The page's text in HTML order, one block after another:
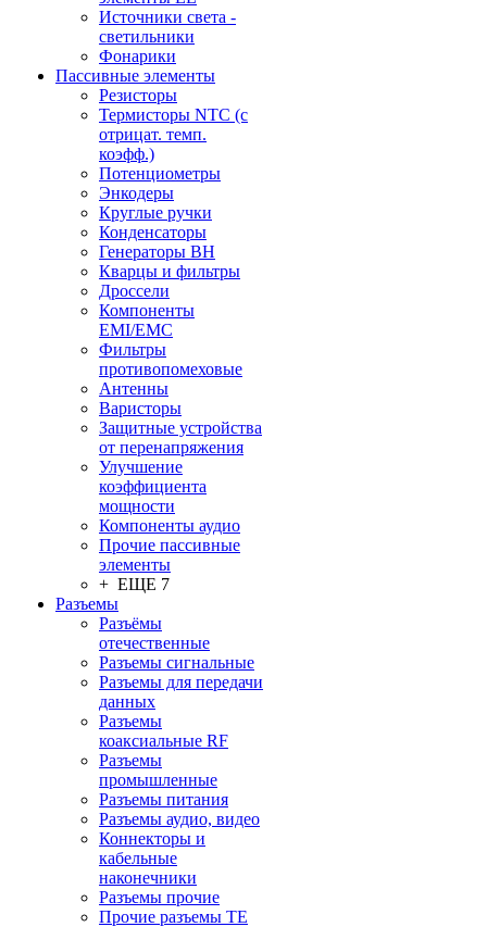
Источники света -
светильники
Фонарики
Пассивные элементы
Резисторы
Термисторы NTC (с
отрицат. темп.
коэфф.)
Потенциометры
Энкодеры
Круглые ручки
Конденсаторы
Генераторы ВН
Кварцы и фильтры
Дроссели
Компоненты
EMI/EMC
Фильтры
противопомеховые
Антенны
Варисторы
Защитные устройства
от перенапряжения
Улучшение
коэффициента
мощности
Компоненты аудио
Прочие пассивные
элементы
+ ЕЩЕ 7
Разъeмы
Разъёмы
отечественные
Разъeмы сигнальные
Разъeмы для передачи
данных
Разъeмы
коаксиальные RF
Разъeмы
промышленные
Разъeмы питания
Разъeмы аудио, видео
Коннекторы и
кабельные
наконечники
Разъeмы прочие
Прочие разъемы TE